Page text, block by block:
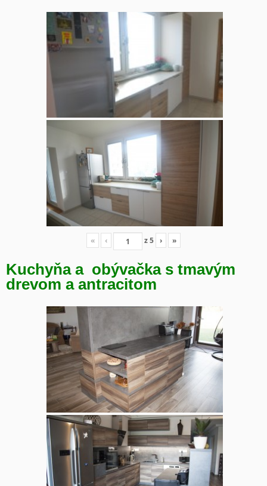
« ‹ z5 › »
Kuchyňa a obývačka s tmavým
drevom a antracitom